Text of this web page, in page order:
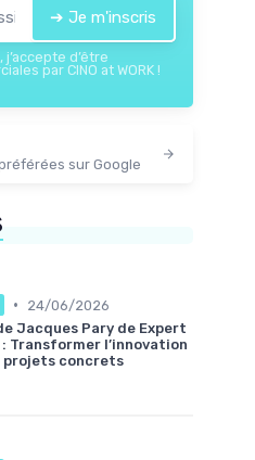
➔ Je m'inscris
d’être
par CINO at WORK !
sur Google
•
24/06/2026
Jacques Pary de Expert
Transformer l’innovation
projets concrets